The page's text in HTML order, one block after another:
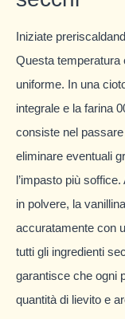
Iniziate
Questa temperatura
uniforme. In una
integrale e la farina
consiste nel
eliminare eventuali
l’impasto più
in polvere, la
accuratamente con
tutti gli ingredienti
garantisce che ogni
quantità di lievito e